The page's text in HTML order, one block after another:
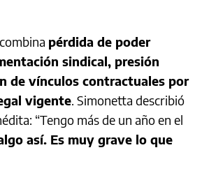
pérdida de poder
sindical, presión
de vínculos contractuales por
vigente. Simonetta describió
“Tengo más de un año en el
así. Es muy grave lo que